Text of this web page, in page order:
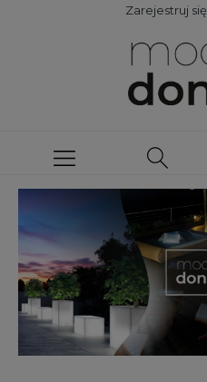
Zarejestruj się